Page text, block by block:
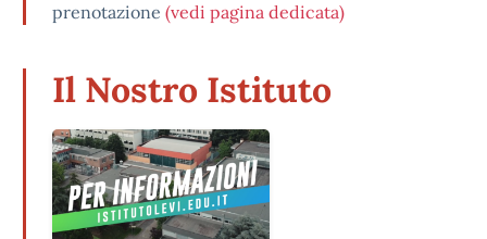
prenotazione (vedi pagina dedicata)
Il Nostro Istituto